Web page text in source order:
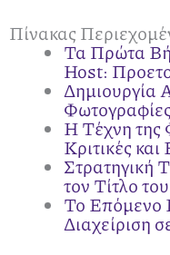
Πίνακας
Τα Πρώτα
Host:
Δημιουργία
Η Τέχνη της
Κριτικές
Στρατηγική
τον Τίτλο
Το Επόμενο
Διαχείριση